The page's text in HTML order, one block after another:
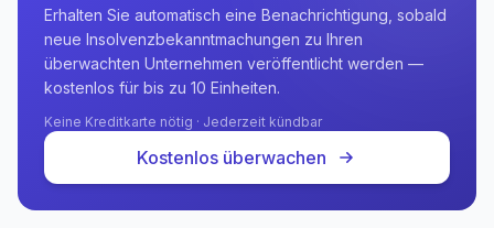
Erhalten Sie automatisch eine Benachrichtigung, sobald
neue Insolvenzbekanntmachungen zu Ihren
überwachten Unternehmen veröffentlicht werden —
kostenlos für bis zu 10 Einheiten.
Keine Kreditkarte nötig · Jederzeit kündbar
Kostenlos überwachen